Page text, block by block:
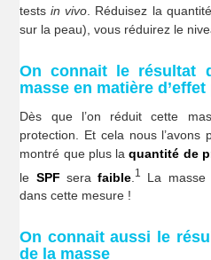
testsin vivo . Réduisez la
sur la peau), vous réduirez le
On connait le résultat
masse en matière
Dès que l’on réduit cette
protection. Et cela nous
montré que plus laquantité de
le SPF serafaible 1
La masse
dans cette mesure !
On connait aussi le
de la masse